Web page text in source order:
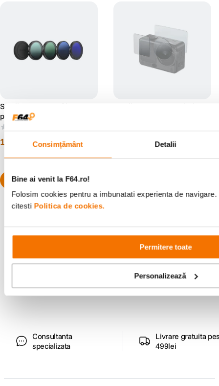
Consimțământ Detalii
Bine ai venit la F64.ro!
Folosim cookies pentru a imbunatati experienta de
citesti Politica de cookies.
Permitere toate
Personalizează
SmallRig 5895 Kit filtre ND
pentru DJI Osmo Action 6
199
Alatura-te comunitatii creatorilor
Descopera inspiratie, recomandari utile,
ghiduri foto-video si oferte pregatite special
pentru tine.
Consultanta
specializata
Livrare gratuita
499lei